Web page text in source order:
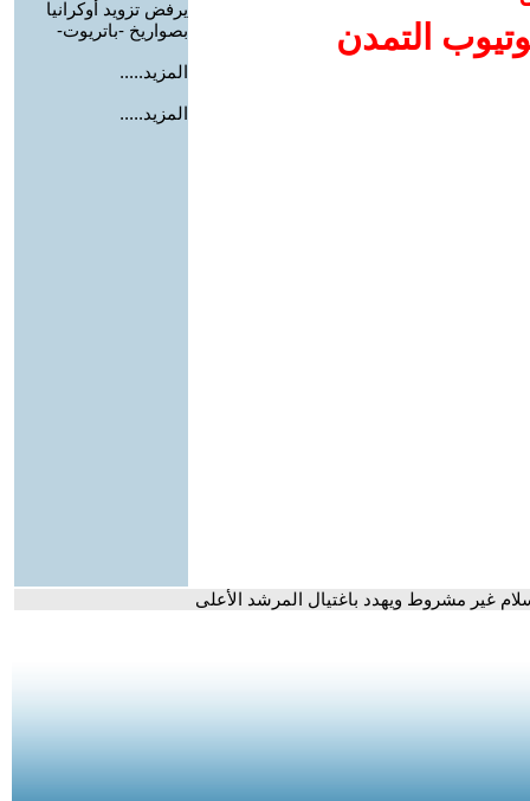
التمدن
يرفض تزويد أوكرانيا
بصواريخ -باتريوت-
المزيد.....
المزيد.....
غير مشروط ويهدد باغتيال المرشد الأعلى